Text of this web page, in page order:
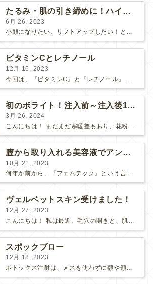
たるみ・肌の引き締めに！ハイフとポテンツァどっちがいい？
6月 26, 2023
小顔になりたい、リフトアップしたい！という方で、 HIFUにしようか、 ポテンツァにしようか、 と迷っている方も多いようです。 HIFUもポテンツァも、たるみや肌の引き締め効果のある人気の...
ビタミンCとレチノール
12月 16, 2023
初のボライト！注入前～注入後1週間の感想
3月 26, 2024
こんにちは！ まだまだ寒暖差もあり、花粉も飛んで、体調や肌が揺らぎやすい方も多いのではないでしょうか？ そんな最近わたしは、松下先生にボライトを注入して頂きました！ 人生✨初ボライト✨で注入...
膣から取り入れる美容液でアンチエイジング
10月 21, 2023
何年か前から、『フェムテック』という言葉をよく耳にするようになりました。 フェムテックは、月経や出産、不妊、更年期など女性特有の健康課題をサポートするツールとして注目されていますね。 フェ...
ヴェルベットスキン受けました！
12月 27, 2023
スポックブロー
12月 18, 2023
ボトックス注射は、メスを使わずに額や頬のシワ、エラを和らげることができるため、リスクの少ない美容医療としてとても人気の治療です。 しかし、表情筋がうまく動かずに、引きつったような不自然な笑顔...